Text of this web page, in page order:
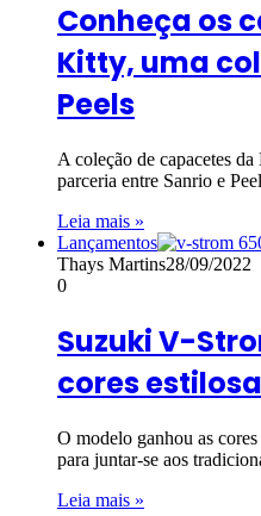
Conheça os
Kitty, uma
Peels
A coleção de capacetes
parceria entre Sanrio e
Leia mais »
Lançamentos
Thays Martins28/09/2022
0
Suzuki V-
cores
O modelo ganhou as
para juntar-se aos
Leia mais »